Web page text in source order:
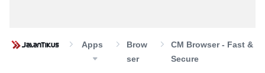
Apps
Brow
Ser
CM Browser - Fast &
Secure